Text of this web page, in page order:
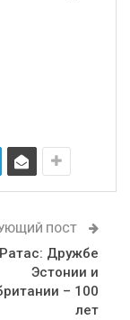
ПОСТ
Ратас: Дружбе
Эстонии и
– 100
лет